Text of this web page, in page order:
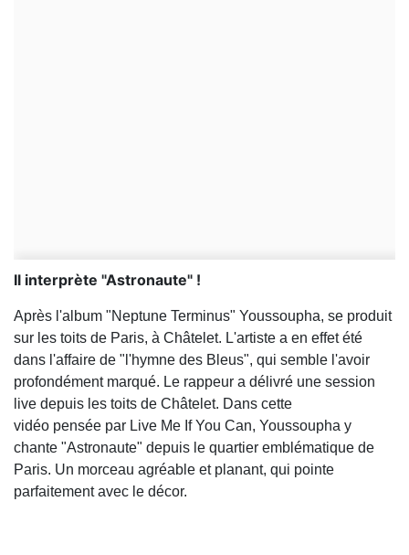
Il interprète "Astronaute" !
Après l'album "Neptune Terminus" Youssoupha, se produit
sur les toits de Paris, à Châtelet. L'artiste a en effet été
dans l'affaire de "l'hymne des Bleus", qui semble l'avoir
profondément marqué. Le rappeur a délivré une session
live depuis les toits de Châtelet. Dans cette
vidéo pensée par Live Me If You Can, Youssoupha y
chante "Astronaute" depuis le quartier emblématique de
Paris. Un morceau agréable et planant, qui pointe
parfaitement avec le décor.